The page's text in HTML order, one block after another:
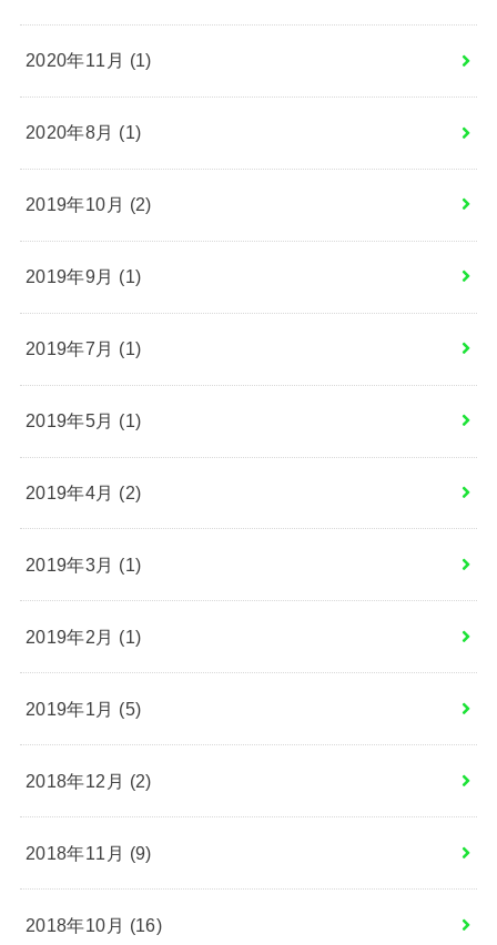
2020年11月 (1)
2020年8月 (1)
2019年10月 (2)
2019年9月 (1)
2019年7月 (1)
2019年5月 (1)
2019年4月 (2)
2019年3月 (1)
2019年2月 (1)
2019年1月 (5)
2018年12月 (2)
2018年11月 (9)
2018年10月 (16)